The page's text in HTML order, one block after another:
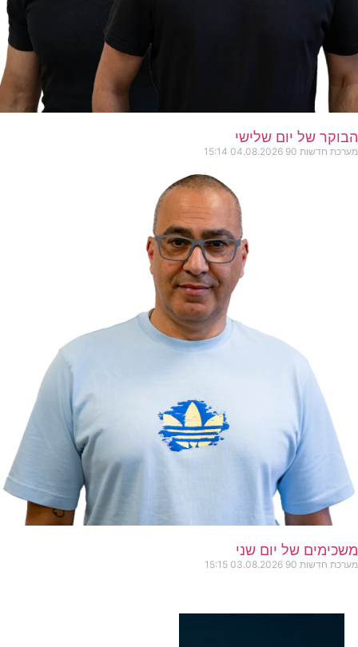
הבוקר של יום שלישי
מערכת חדשות 90 04.08.2026
15:14
משכימים של יום שני
מערכת חדשות 90 03.08.2026
15:15